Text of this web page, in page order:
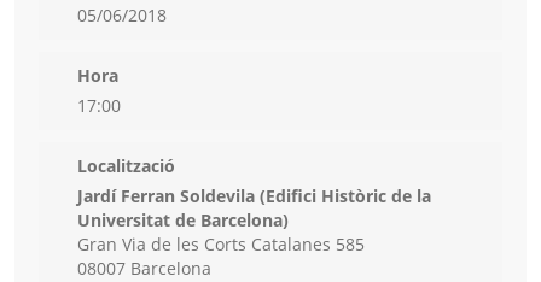
05/06/2018
Hora
17:00
Localització
Jardí Ferran Soldevila (Edifici Històric de la
Universitat de Barcelona)
Gran Via de les Corts Catalanes 585
08007 Barcelona